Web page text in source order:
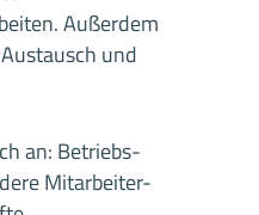
Außerdem
und
an: Betriebs-
Mitarbeiter-